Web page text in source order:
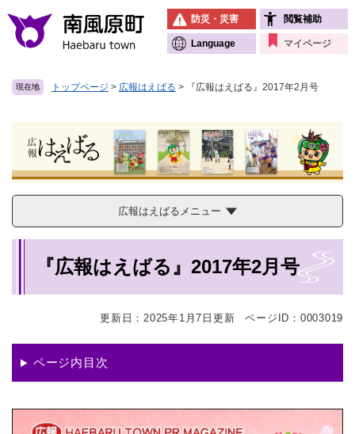
メニューを飛ばして本文へ
防災・災害 閲覧補助
Language マイページ
現在地 トップページ > 広報はえばる > 『広報はえばる』2017年2月号
広報はえばるメニュー
『広報はえばる』2017年2月号
更新日：2025年1月7日更新 ページID：0003019
ページ内目次